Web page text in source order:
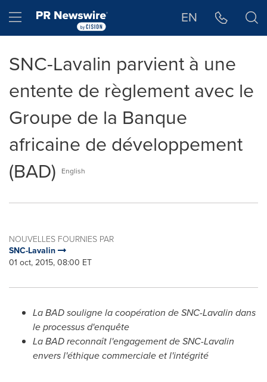
Hamburger menu EN
SNC-Lavalin parvient à une
entente de règlement avec le
Groupe de la Banque
africaine de développement
(BAD)
English
NOUVELLES FOURNIES PAR
SNC-Lavalin
01 oct, 2015, 08:00 ET
La BAD souligne la coopération de SNC-Lavalin dans
le processus d'enquête
La BAD reconnaît l'engagement de SNC-Lavalin
envers l'éthique commerciale et l'intégrité